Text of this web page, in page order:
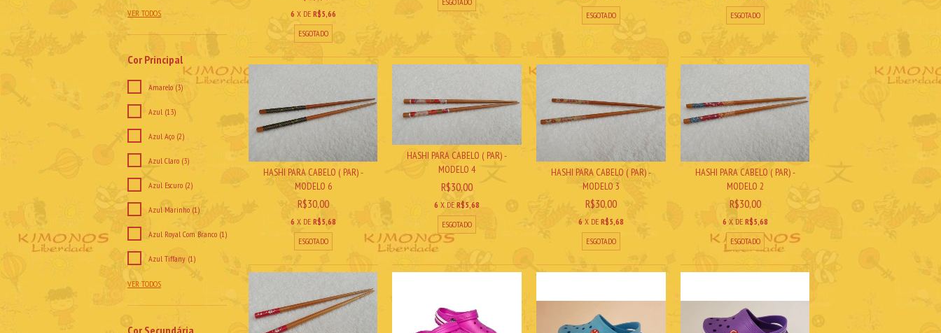
VER TODOS
Cor Principal
Amarelo (3)
Azul (13)
Azul Aço (2)
Azul Claro (3)
Azul Escuro (2)
Azul Marinho (1)
Azul Royal Com Branco (1)
Azul Tiffany (1)
VER TODOS
Cor Secundária
6 X DE R$5,66
ESGOTADO
ESGOTADO
ESGOTADO
HASHI PARA CABELO ( PAR) -
MODELO 6
R$30,00
6 X DE R$5,68
ESGOTADO
HASHI PARA CABELO ( PAR) -
MODELO 4
R$30,00
6 X DER$5,68
ESGOTADO
HASHI PARA CABELO ( PAR) -
MODELO 3
R$30,00
6 X DER$5,68
ESGOTADO
HASHI PARA CABELO ( PAR) -
MODELO 2
R$30,00
6 X DE R$5,68
ESGOTADO